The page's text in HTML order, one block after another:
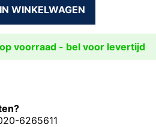
IN WINKELWAGEN
voorraad - bel voor levertijd
6265611